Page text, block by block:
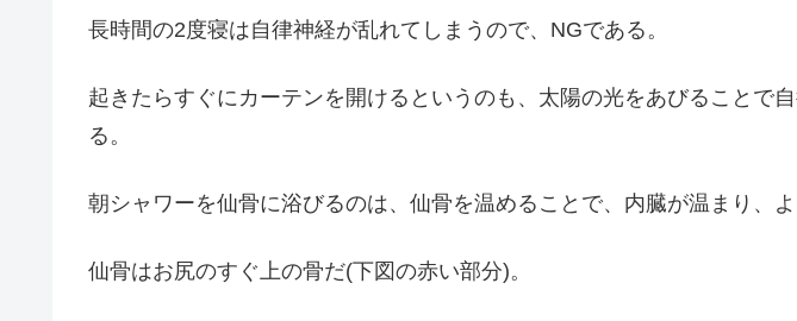
長時間の2度寝は自律神経が乱れてしまうので、NGである。
起きたらすぐにカーテンを開けるというのも、太陽の光をあびることで
る。
朝シャワーを仙骨に浴びるのは、仙骨を温めることで、内臓が温まり、よ
仙骨はお尻のすぐ上の骨だ(下図の赤い部分)。